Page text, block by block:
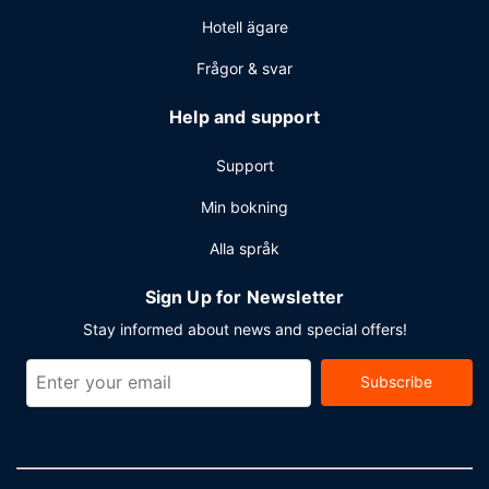
Hotell ägare
Frågor & svar
Help and support
Support
Min bokning
Alla språk
Sign Up for Newsletter
Stay informed about news and special offers!
Subscribe